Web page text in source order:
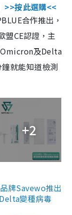
>>按此選購<<
合作推出，
盟CE認證，主
Omicron及Delta
就能知道檢測
+2
牌Savewo推出
變種病毒